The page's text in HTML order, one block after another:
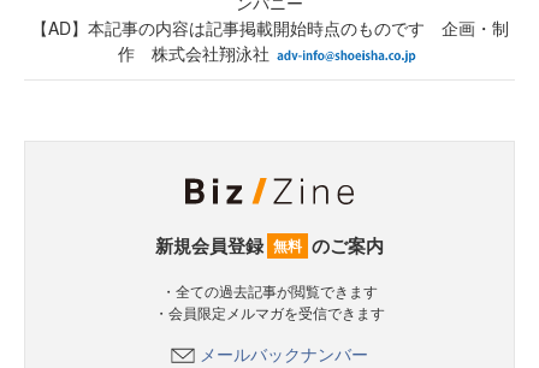
【AD】本記事の内容は記事掲載開始時点のものです 企画・制
作 株式会社翔泳社
新規会員登録 無料 のご案内
・全ての過去記事が閲覧できます
・会員限定メルマガを受信できます
メールバックナンバー